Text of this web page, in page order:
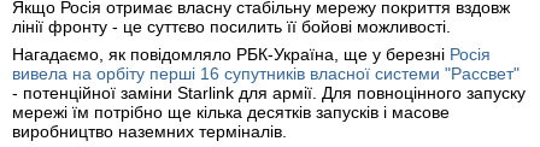
Якщо Росія отримає власну стабільну мережу покриття вздовж
лінії фронту - це суттєво посилить її бойові можливості.
Нагадаємо, як повідомляло РБК-Україна, ще у березні Росія
вивела на орбіту перші 16 супутників власної системи "Рассвет"
- потенційної заміни Starlink для армії. Для повноцінного запуску
мережі їм потрібно ще кілька десятків запусків і масове
виробництво наземних терміналів.